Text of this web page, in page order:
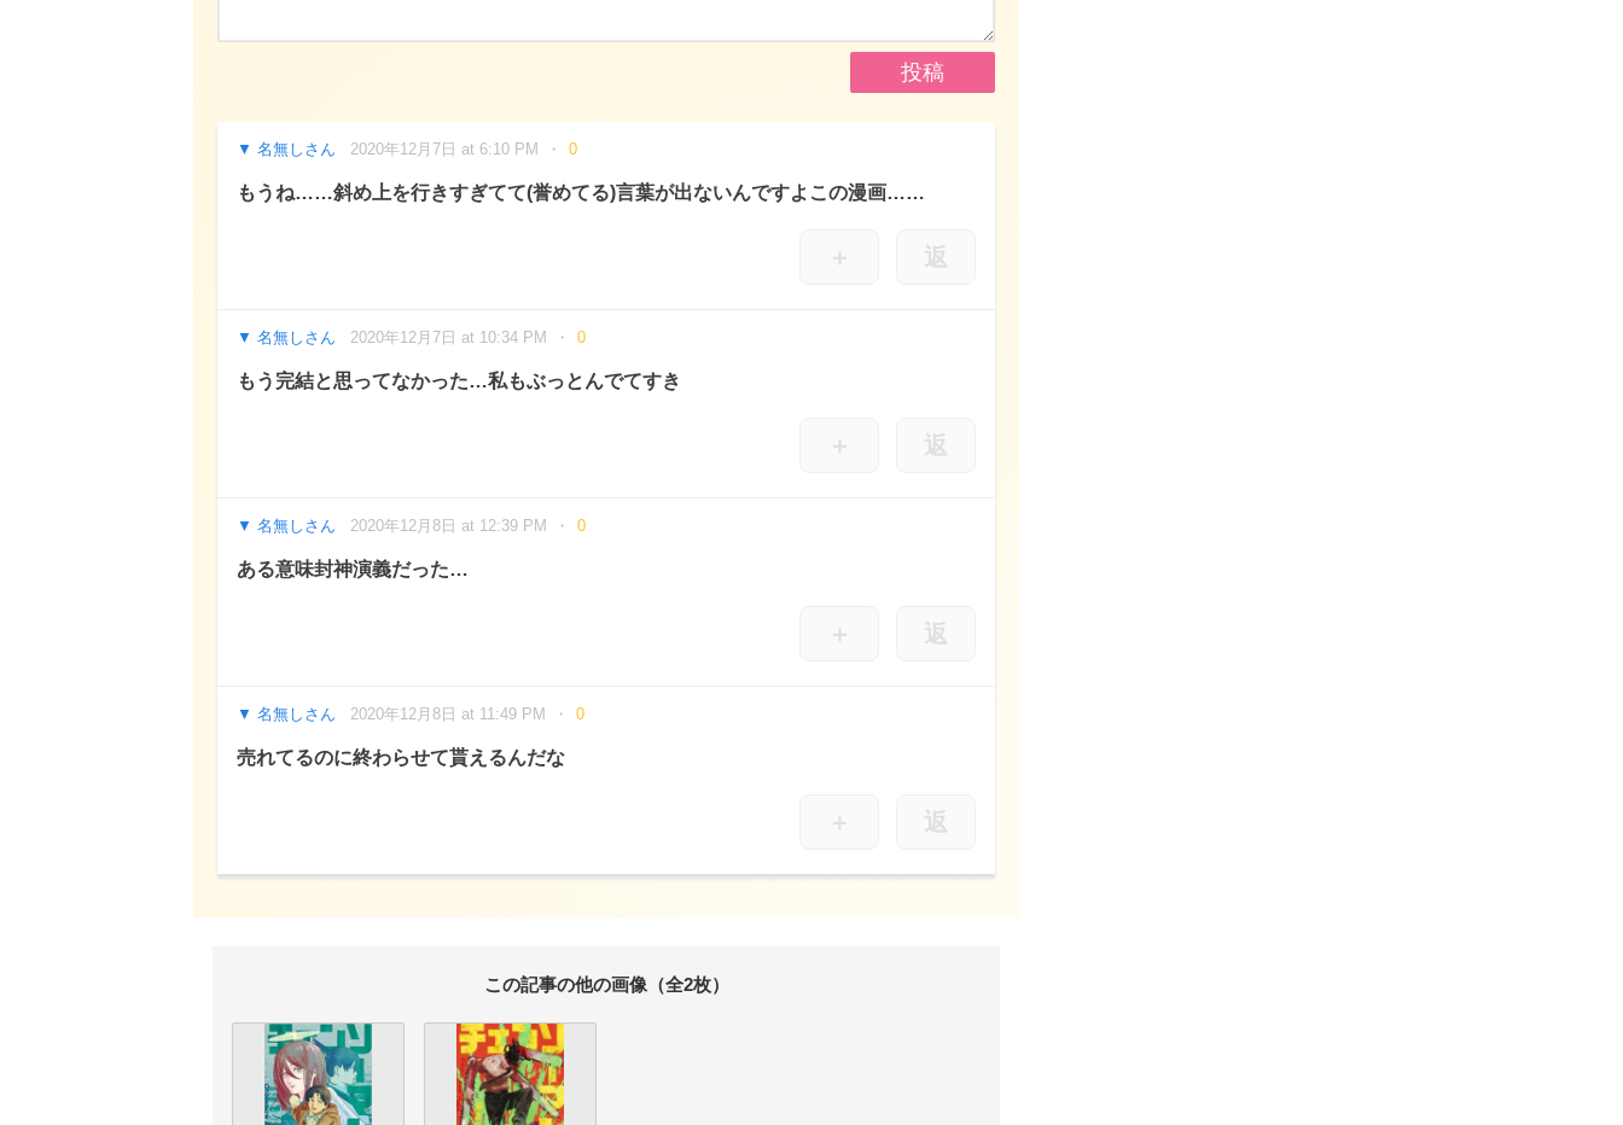
名無しさん 2020年12月7日 at 6:10 PM 0
もうね……斜め上を行きすぎてて(誉めてる)言葉が出ないんですよこの漫画……
＋ 返
名無しさん 2020年12月7日 at 10:34 PM 0
もう完結と思ってなかった…私もぶっとんでてすき
＋ 返
名無しさん 2020年12月8日 at 12:39 PM 0
ある意味封神演義だった…
＋ 返
名無しさん 2020年12月8日 at 11:49 PM 0
売れてるのに終わらせて貰えるんだな
＋ 返
この記事の他の画像（全2枚）